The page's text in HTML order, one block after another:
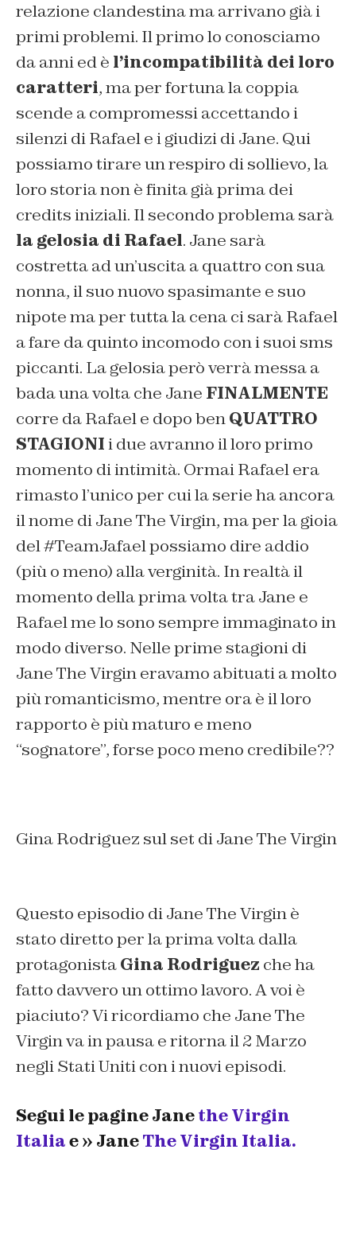
relazione clandestina ma arrivano già i
primi problemi. Il primo lo conosciamo
da anni ed è l’incompatibilità dei loro
caratteri, ma per fortuna la coppia
scende a compromessi accettando i
silenzi di Rafael e i giudizi di Jane. Qui
possiamo tirare un respiro di sollievo, la
loro storia non è finita già prima dei
credits iniziali. Il secondo problema sarà
la gelosia di Rafael. Jane sarà
costretta ad un’uscita a quattro con sua
nonna, il suo nuovo spasimante e suo
nipote ma per tutta la cena ci sarà Rafael
a fare da quinto incomodo con i suoi sms
piccanti. La gelosia però verrà messa a
bada una volta che Jane FINALMENTE
corre da Rafael e dopo benQUATTRO
STAGIONIi due avranno il loro primo
momento di intimità. Ormai Rafael era
rimasto l’unico per cui la serie ha ancora
il nome di Jane The Virgin, ma per la gioia
del #TeamJafael possiamo dire addio
(più o meno) alla verginità. In realtà il
momento della prima volta tra Jane e
Rafael me lo sono sempre immaginato in
modo diverso. Nelle prime stagioni di
Jane The Virgin eravamo abituati a molto
più romanticismo, mentre ora è il loro
rapporto è più maturo e meno
“sognatore”, forse poco meno credibile??
Gina Rodriguez sul set di Jane The Virgin
Questo episodio di Jane The Virgin è
stato diretto per la prima volta dalla
protagonistaGina Rodriguez che ha
fatto davvero un ottimo lavoro. A voi è
piaciuto? Vi ricordiamo che Jane The
Virgin va in pausa e ritorna il 2 Marzo
negli Stati Uniti con i nuovi episodi.
Segui le pagine Janethe Virgin
Italiae » JaneThe Virgin Italia.